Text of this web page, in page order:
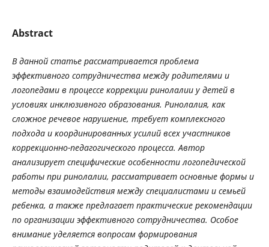
Abstract
В данной статье рассматривается проблема
эффективного сотрудничества между родителями и
логопедами в процессе коррекции ринолалии у детей в
условиях инклюзивного образования. Ринолалия, как
сложное речевое нарушение, требует комплексного
подхода и координированных усилий всех участников
коррекционно-педагогического процесса. Автор
анализирует специфические особенности логопедической
работы при ринолалии, рассматривает основные формы и
методы взаимодействия между специалистами и семьей
ребенка, а также предлагает практические рекомендации
по организации эффективного сотрудничества. Особое
внимание уделяется вопросам формирования